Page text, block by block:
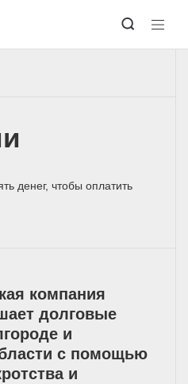
денег, чтобы оплатить
компания
долговые
и
с помощью
и